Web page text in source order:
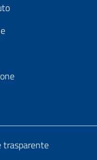
trasparente